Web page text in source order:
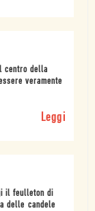
centro della
veramente
Leggi
il feulleton di
delle candele